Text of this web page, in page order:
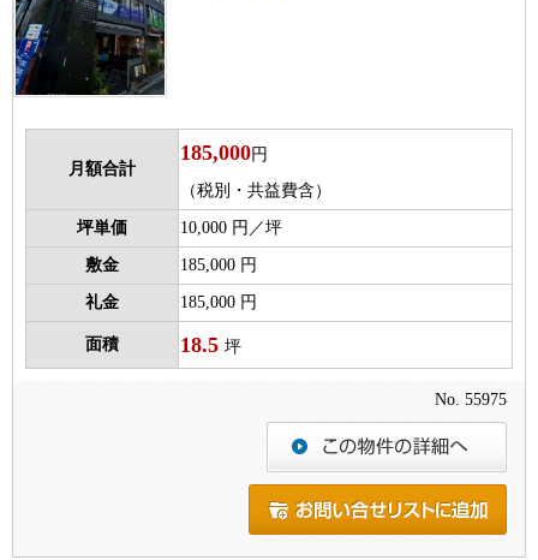
月額合計
185,000円
（税別・共益費含）
坪単価 10,000 円／坪
敷金 185,000 円
礼金 185,000 円
面積 18.5 坪
No. 55975